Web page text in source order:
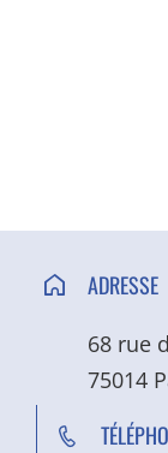
ADRESSE
68 rue
75014